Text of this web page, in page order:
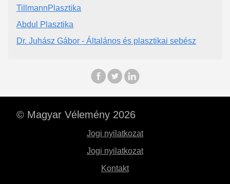
TillmannPlasztika
Abdul Plasztika
Dr. Juhász Gábor - Általános és plasztikai sebész
© Magyar Vélemény 2026
Jogi nyilatkozat
Jogi nyilatkozat
Kontakt